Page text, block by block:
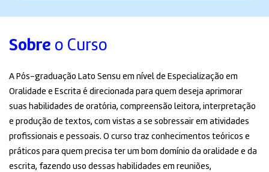
Sobre o Curso
A Pós-graduação Lato Sensu em nível de Especialização em
Oralidade e Escrita é direcionada para quem deseja aprimorar
suas habilidades de oratória, compreensão leitora, interpretação
e produção de textos, com vistas a se sobressair em atividades
profissionais e pessoais. O curso traz conhecimentos teóricos e
práticos para quem precisa ter um bom domínio da oralidade e da
escrita, fazendo uso dessas habilidades em reuniões,